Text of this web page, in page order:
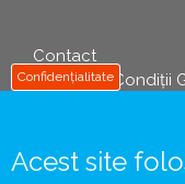
info
Contact
Termeni și Condiții
Turistului
Contract de
Confidențialitate
Acest site